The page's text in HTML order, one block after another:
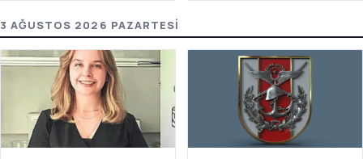
3 AĞUSTOS 2026 PAZARTESI